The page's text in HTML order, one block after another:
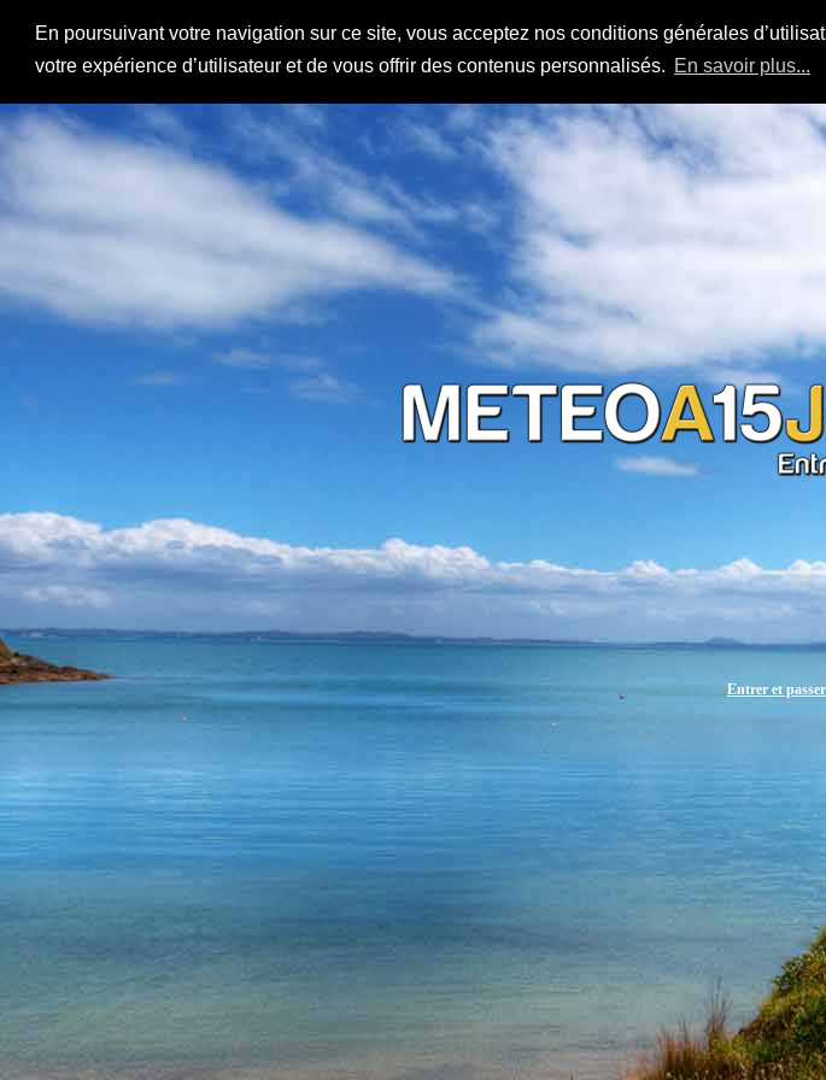
En poursuivant votre navigation sur ce site, vous acceptez nos conditions générales
votre expérience d’utilisateur et de vous offrir des contenus personnalisés. En savoir plus...
Entrer et